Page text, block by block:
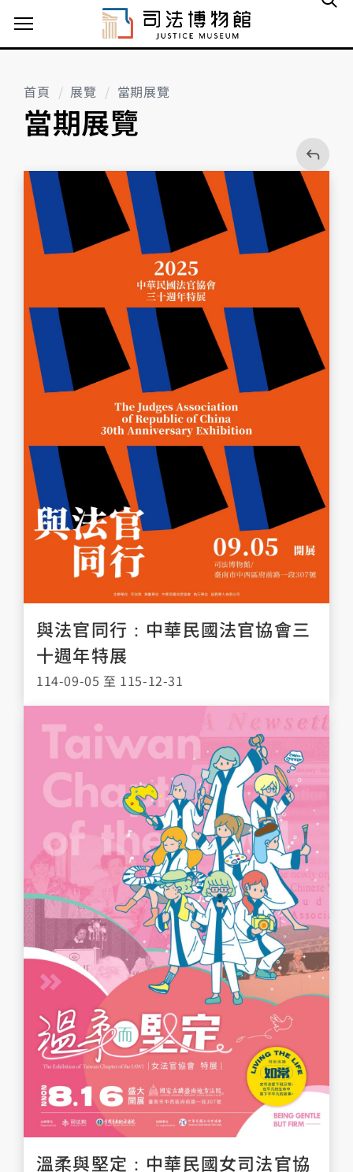
主選單案扭
首頁 展覽 當期展覽
當期展覽 回
上
一
頁
與法官同行：中華民國法官協會三
十週年特展
114-09-05 至 115-12-31
溫柔與堅定：中華民國女司法官協